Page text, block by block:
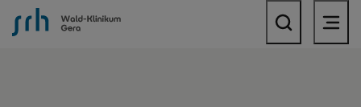
SRH Wald-Klinikum Gera